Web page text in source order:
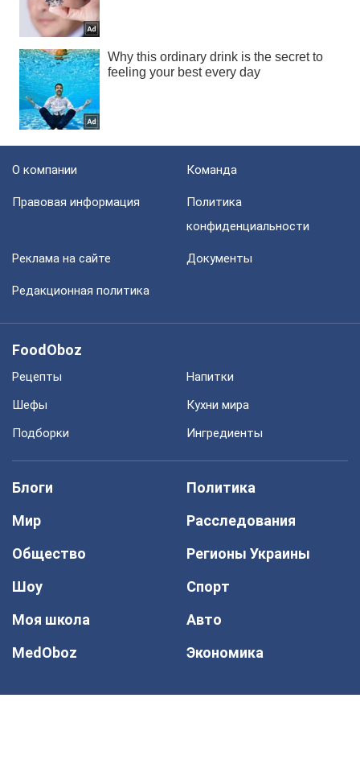
О компании Команда
Правовая информация
Политика
конфиденциальности
Реклама на сайте Документы
Редакционная политика
FoodOboz
Рецепты
Напитки
Шефы
Кухни мира
Подборки
Ингредиенты
Блоги
Политика
Мир
Расследования
Общество
Регионы Украины
Шоу
Спорт
Моя школа
Авто
MedOboz
Экономика